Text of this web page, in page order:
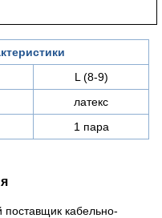
L (8-9)
латекс
1 пара
кабельно-